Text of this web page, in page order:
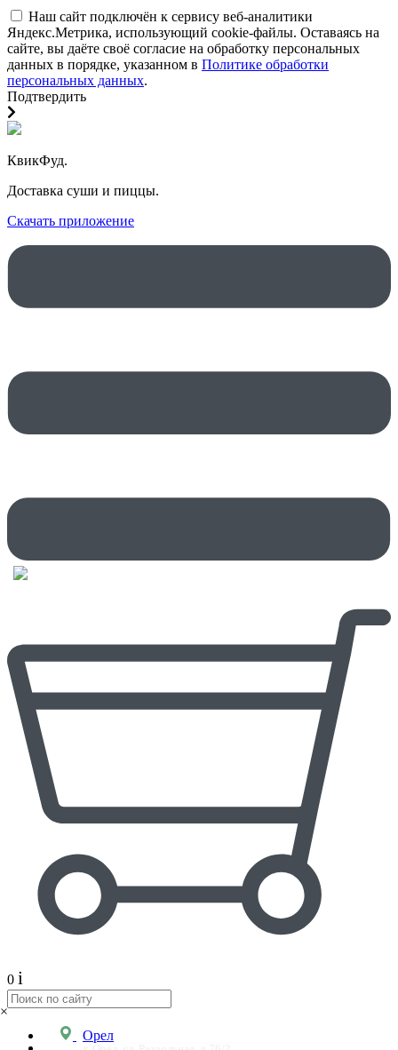
Наш сайт подключён к сервису веб-аналитики
Яндекс.Метрика, использующий cookie-файлы. Оставаясь на
сайте, вы даёте своё согласие на обработку персональных
данных в порядке, указанном в Политике обработки
персональных данных.
Подтвердить
КвикФуд.
Доставка суши и пиццы.
Скачать приложение
0 i
×
Орел